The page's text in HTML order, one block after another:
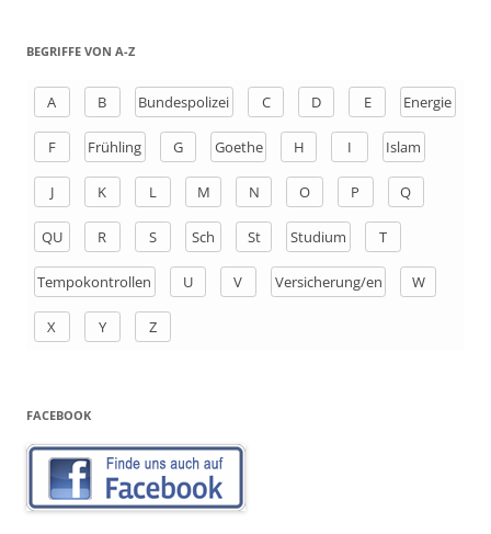
h
BEGRIFFE VON A-Z
A B Bundespolizei C D E Energie
F Frühling G Goethe H I Islam
J K L M N O P Q
QU R S Sch St Studium T
Tempokontrollen U V Versicherung/en W
X Y Z
FACEBOOK